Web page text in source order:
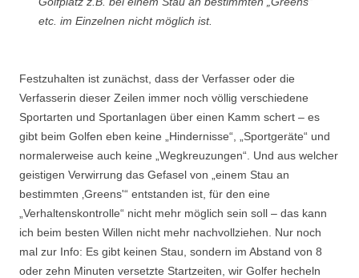
etc. im Einzelnen nicht möglich ist.
Festzuhalten ist zunächst, dass der Verfasser oder die
Verfasserin dieser Zeilen immer noch völlig verschiedene
Sportarten und Sportanlagen über einen Kamm schert – es
gibt beim Golfen eben keine „Hindernisse“, „Sportgeräte“ und
normalerweise auch keine „Wegkreuzungen“. Und aus welcher
geistigen Verwirrung das Gefasel von „einem Stau an
bestimmten ‚Greens'“ entstanden ist, für den eine
„Verhaltenskontrolle“ nicht mehr möglich sein soll – das kann
ich beim besten Willen nicht mehr nachvollziehen. Nur noch
mal zur Info: Es gibt keinen Stau, sondern im Abstand von 8
oder zehn Minuten versetzte Startzeiten, wir Golfer hecheln